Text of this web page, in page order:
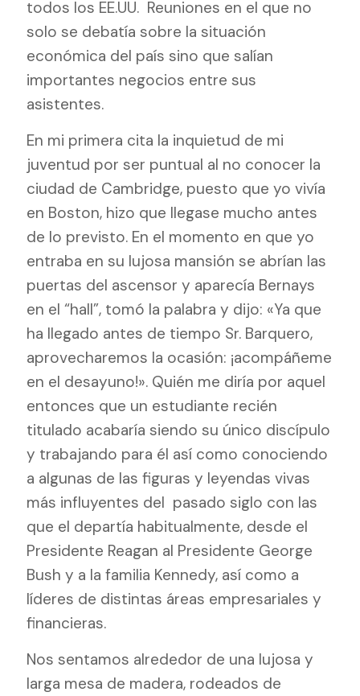
todos los EE.UU. Reuniones en el que no
solo se debatía sobre la situación
económica del país sino que salían
importantes negocios entre sus
asistentes.
En mi primera cita la inquietud de mi
juventud por ser puntual al no conocer la
ciudad de Cambridge, puesto que yo vivía
en Boston, hizo que llegase mucho antes
de lo previsto. En el momento en que yo
entraba en su lujosa mansión se abrían las
puertas del ascensor y aparecía Bernays
en el “hall”, tomó la palabra y dijo: «Ya que
ha llegado antes de tiempo Sr. Barquero,
aprovecharemos la ocasión: ¡acompáñeme
en el desayuno!». Quién me diría por aquel
entonces que un estudiante recién
titulado acabaría siendo su único discípulo
y trabajando para él así como conociendo
a algunas de las figuras y leyendas vivas
más influyentes del pasado siglo con las
que el departía habitualmente, desde el
Presidente Reagan al Presidente George
Bush y a la familia Kennedy, así como a
líderes de distintas áreas empresariales y
financieras.
Nos sentamos alrededor de una lujosa y
larga mesa de madera, rodeados de